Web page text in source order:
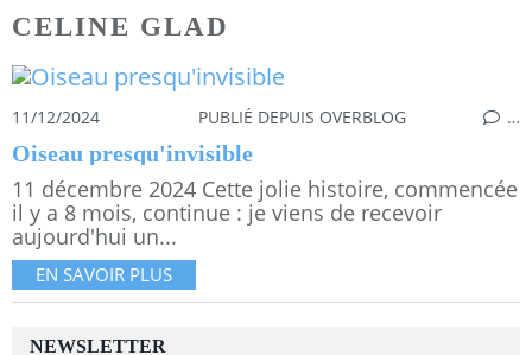
CELINE GLAD
11/12/2024 PUBLIÉ DEPUIS OVERBLOG …
Oiseau presqu'invisible
11 décembre 2024 Cette jolie histoire, commencée
il y a 8 mois, continue : je viens de recevoir
aujourd'hui un...
EN SAVOIR PLUS
NEWSLETTER